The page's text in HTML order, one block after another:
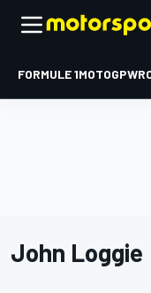
FORMULE 1MOTOGP
John Loggie